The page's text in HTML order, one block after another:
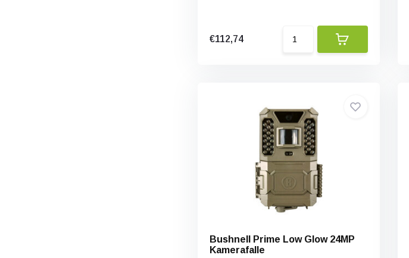
€112,74
Bushnell Prime Low Glow 24MP
Kamerafalle